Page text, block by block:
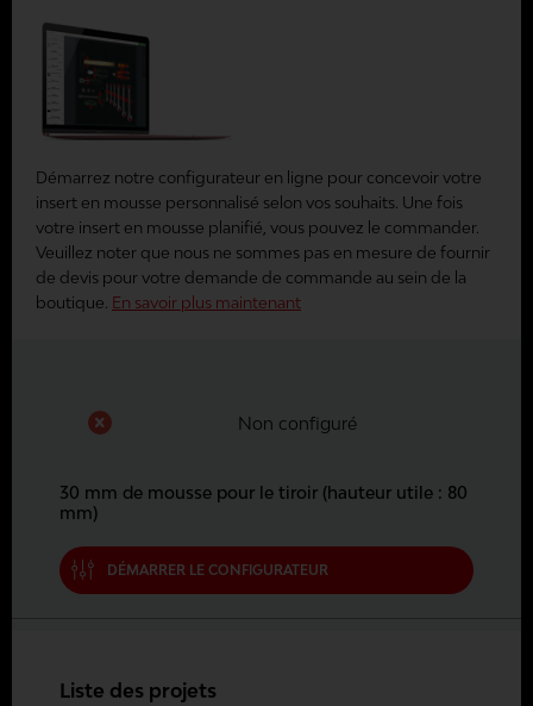
Démarrez notre configurateur en ligne pour concevoir votre
insert en mousse personnalisé selon vos souhaits. Une fois
votre insert en mousse planifié, vous pouvez le commander.
Veuillez noter que nous ne sommes pas en mesure de fournir
de devis pour votre demande de commande au sein de la
boutique. En savoir plus maintenant
Non configuré
30 mm de mousse pour le tiroir (hauteur utile : 80
mm)
DÉMARRER LE CONFIGURATEUR
Liste des projets